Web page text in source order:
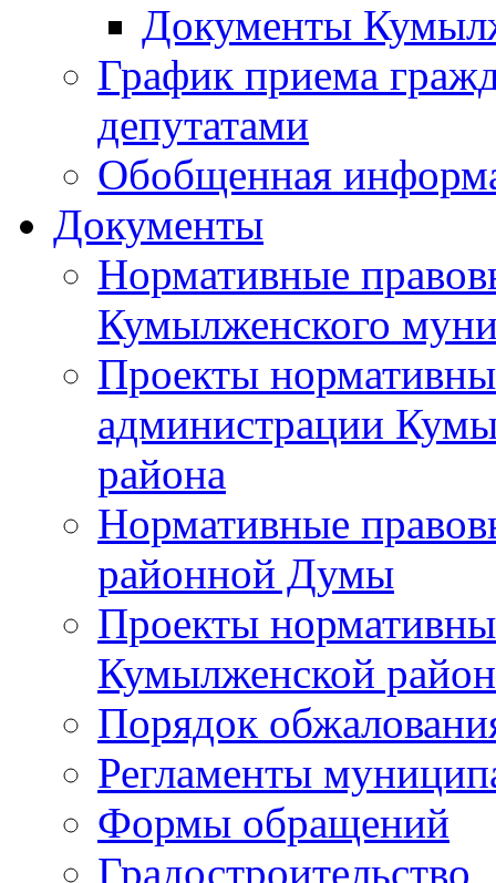
Документы
График приема
депутатами
Обобщенная
Документы
Нормативные
Кумылженского
Проекты
администрации
района
Нормативные
районной Думы
Проекты
Кумылженской
Порядок
Регламенты
Формы обращений
Градостроительство